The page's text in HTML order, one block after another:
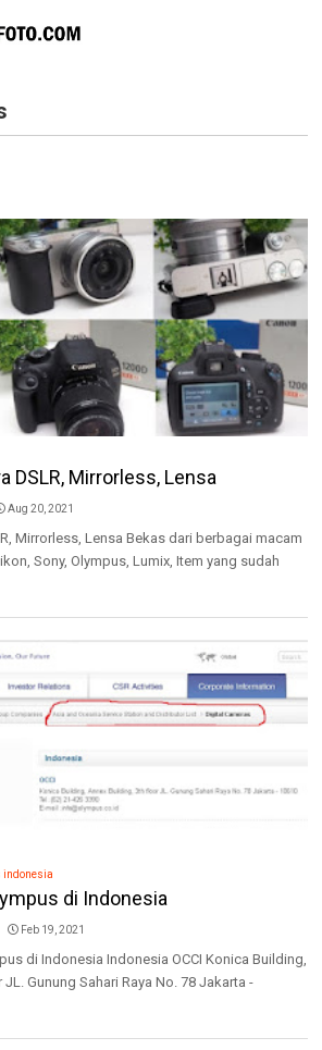
DSLR, Mirrorless, Lensa
Aug 20, 2021
Mirrorless, Lensa Bekas dari berbagai macam
Sony, Olympus, Lumix, Item yang sudah
indonesia
di Indonesia
Feb 19, 2021
di Indonesia Indonesia OCCI Konica Building,
Gunung Sahari Raya No. 78 Jakarta -